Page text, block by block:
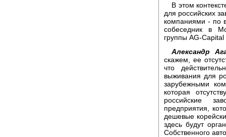
В этом
для российских
компаниями - по
собеседник в
группы AG-
Александр
скажем, ее
что
выживания для
зарубежными
которая
российские
предприятия,
дешевые
здесь будут
Собственного